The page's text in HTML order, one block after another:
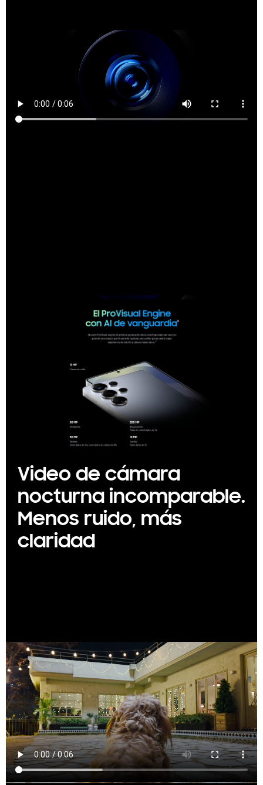
Video de cámara
nocturna incomparable.
Menos ruido, más
claridad